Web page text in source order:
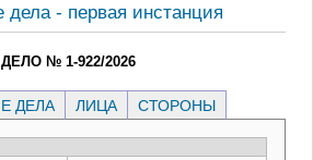
дела - первая инстанция
ДЕЛО № 1-922/2026
ДЕЛА ЛИЦА СТОРОНЫ